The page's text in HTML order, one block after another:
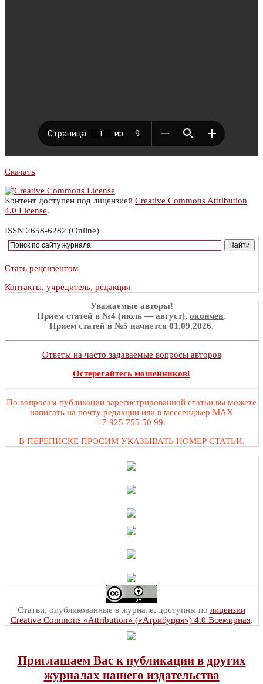
Скачать
Контент доступен под лицензией Creative Commons Attribution
4.0 License.
ISSN 2658-6282 (Online)
Стать рецензентом
Контакты, учредитель, редакция
Уважаемые авторы!
Прием статей в №4 (июль — август), окончен.
Прием статей в №5 начнется 01.09.2026.
Ответы на часто задаваемые вопросы авторов
Остерегайтесь мошенников!
По вопросам публикации зарегистрированной статьи вы можете
написать на почту редакции или в мессенджер MAX
+7 925 755 50 99.
В ПЕРЕПИСКЕ ПРОСИМ УКАЗЫВАТЬ НОМЕР СТАТЬИ.
Статьи, опубликованные в журнале, доступны по лицензии
Creative Commons «Attribution» («Атрибуция») 4.0 Всемирная.
Приглашаем Вас к публикации в других
журналах нашего издательства